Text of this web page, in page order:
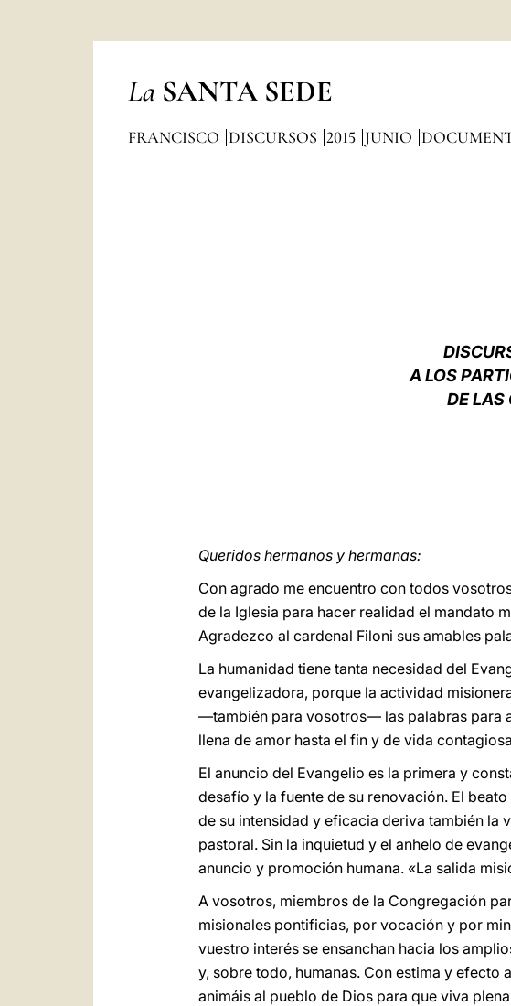
La SANTA SEDE
FRANCISCO DISCURSOS 2015 JUNIO
A LOS
DE LAS
Queridos hermanos y hermanas:
Con agrado me encuentro con todos
de la Iglesia para hacer realidad el mandato
Agradezco al cardenal Filoni sus amables
La humanidad tiene tanta necesidad del
evangelizadora, porque la actividad
—también para vosotros— las palabras para
llena de amor hasta el fin y de vida
El anuncio del Evangelio es la primera y
desafío y la fuente de su renovación. El
de su intensidad y eficacia deriva también la
pastoral. Sin la inquietud y el anhelo de
anuncio y promoción humana. «La salida
A vosotros, miembros de la Congregación
misionales pontificias, por vocación y por
vuestro interés se ensanchan hacia los
y, sobre todo, humanas. Con estima y efecto
animáis al pueblo de Dios para que viva